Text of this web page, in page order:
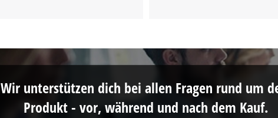
Wir unterstützen dich bei allen Fragen rund um
Produkt - vor, während und nach dem Kauf.